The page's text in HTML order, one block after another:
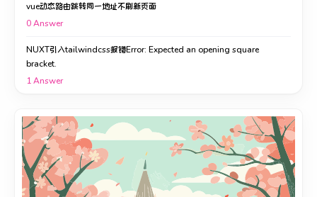
vue动态路由跳转同一地址不刷新页面
0Answer
NUXT引入tailwindcss报错Error: Expected an opening square
bracket.
1Answer